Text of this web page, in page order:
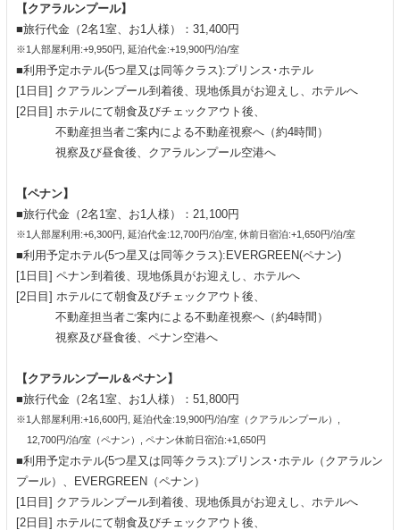
【クアラルンプール】
■旅行代金（2名1室、お1人様）：31,400円
※1人部屋利用:+9,950円, 延泊代金:+19,900円/泊/室
■利用予定ホテル(5つ星又は同等クラス):プリンス･ホテル
[1日目] クアラルンプール到着後、現地係員がお迎えし、ホテルへ
[2日目] ホテルにて朝食及びチェックアウト後、
不動産担当者ご案内による不動産視察へ（約4時間）
視察及び昼食後、クアラルンプール空港へ
【ペナン】
■旅行代金（2名1室、お1人様）：21,100円
※1人部屋利用:+6,300円, 延泊代金:12,700円/泊/室, 休前日宿泊:+1,650円/泊/室
■利用予定ホテル(5つ星又は同等クラス):EVERGREEN(ペナン)
[1日目] ペナン到着後、現地係員がお迎えし、ホテルへ
[2日目] ホテルにて朝食及びチェックアウト後、
不動産担当者ご案内による不動産視察へ（約4時間）
視察及び昼食後、ペナン空港へ
【クアラルンプール＆ペナン】
■旅行代金（2名1室、お1人様）：51,800円
※1人部屋利用:+16,600円, 延泊代金:19,900円/泊/室（クアラルンプール）,
12,700円/泊/室（ペナン）, ペナン休前日宿泊:+1,650円
■利用予定ホテル(5つ星又は同等クラス):プリンス･ホテル（クアラルン
プール）、EVERGREEN（ペナン）
[1日目] クアラルンプール到着後、現地係員がお迎えし、ホテルへ
[2日目] ホテルにて朝食及びチェックアウト後、